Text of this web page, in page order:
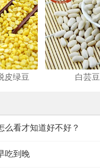
皮绿豆 白芸豆
么看才知道好不好？
吃到晚